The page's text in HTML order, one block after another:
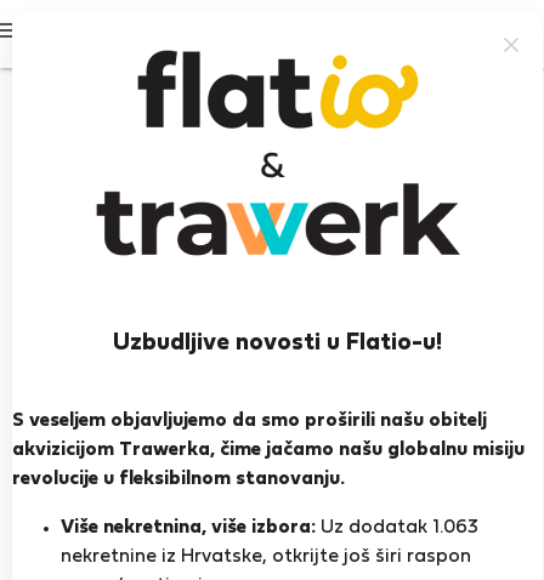
Uzbudljive novosti u Flatio-u!
S veseljem objavljujemo da smo proširili našu obitelj
akvizicijom Trawerka, čime jačamo našu globalnu misiju
revolucije u fleksibilnom stanovanju.
Više nekretnina, više izbora: Uz dodatak 1.063
nekretnine iz Hrvatske, otkrijte još širi raspon
Daniella T.
Porto
PRIKAŽI ŽIVOTOPIS
Ocjena i reference
0
Ponude
1